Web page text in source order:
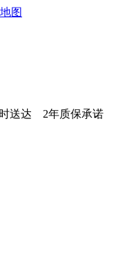
图
送达 2年质保承诺